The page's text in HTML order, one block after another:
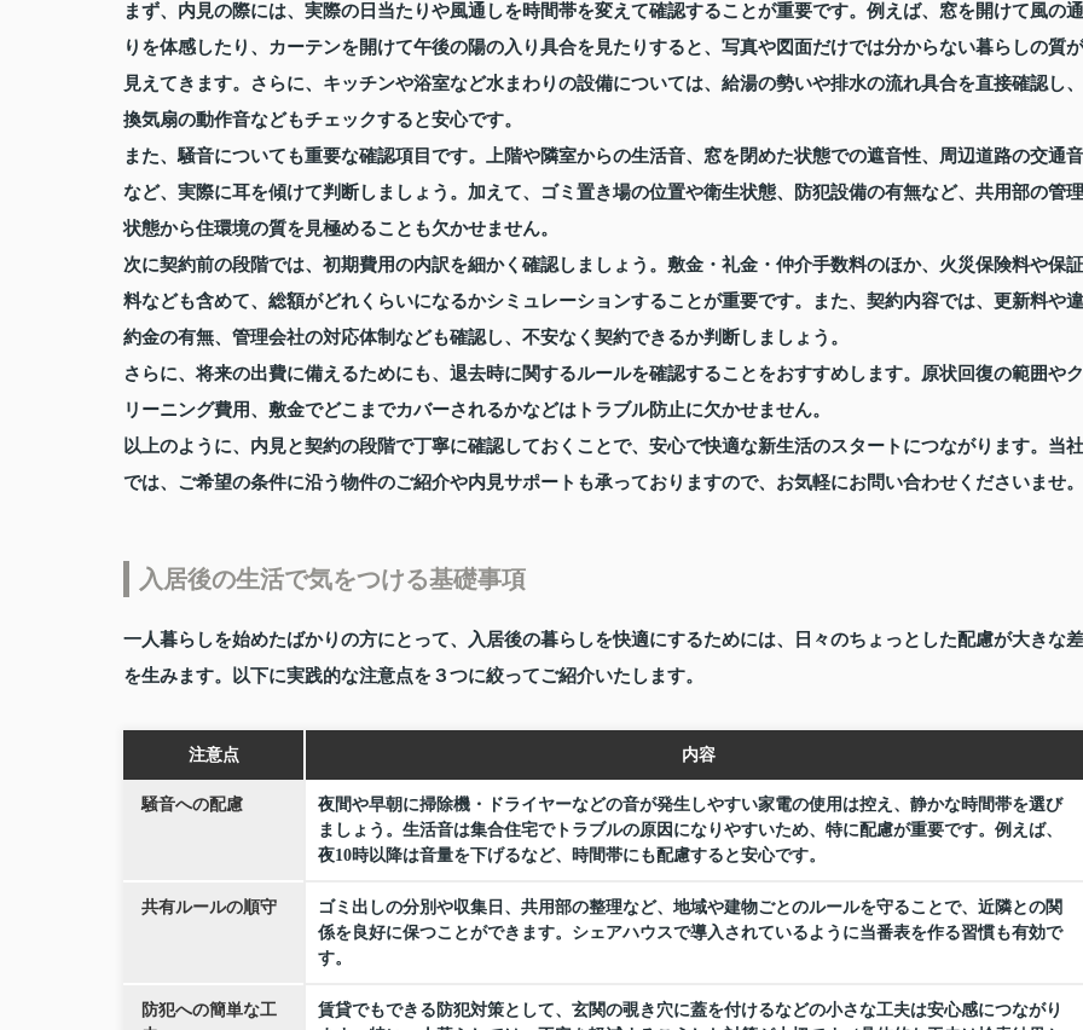
まず、内見の際には、実際の日当たりや風通しを時間帯を変えて確認することが重要です。例えば、窓を開けて風の通
りを体感したり、カーテンを開けて午後の陽の入り具合を見たりすると、写真や図面だけでは分からない暮らしの質が
見えてきます。さらに、キッチンや浴室など水まわりの設備については、給湯の勢いや排水の流れ具合を直接確認し、
換気扇の動作音などもチェックすると安心です。
また、騒音についても重要な確認項目です。上階や隣室からの生活音、窓を閉めた状態での遮音性、周辺道路の交通音
など、実際に耳を傾けて判断しましょう。加えて、ゴミ置き場の位置や衛生状態、防犯設備の有無など、共用部の管理
状態から住環境の質を見極めることも欠かせません。
次に契約前の段階では、初期費用の内訳を細かく確認しましょう。敷金・礼金・仲介手数料のほか、火災保険料や保証
料なども含めて、総額がどれくらいになるかシミュレーションすることが重要です。また、契約内容では、更新料や違
約金の有無、管理会社の対応体制なども確認し、不安なく契約できるか判断しましょう。
さらに、将来の出費に備えるためにも、退去時に関するルールを確認することをおすすめします。原状回復の範囲やク
リーニング費用、敷金でどこまでカバーされるかなどはトラブル防止に欠かせません。
以上のように、内見と契約の段階で丁寧に確認しておくことで、安心で快適な新生活のスタートにつながります。当社
では、ご希望の条件に沿う物件のご紹介や内見サポートも承っておりますので、お気軽にお問い合わせくださいませ。
入居後の生活で気をつける基礎事項
一人暮らしを始めたばかりの方にとって、入居後の暮らしを快適にするためには、日々のちょっとした配慮が大きな差
を生みます。以下に実践的な注意点を３つに絞ってご紹介いたします。
注意点 内容
騒音への配慮
夜間や早朝に掃除機・ドライヤーなどの音が発生しやすい家電の使用は控え、静かな時間帯を選び
ましょう。生活音は集合住宅でトラブルの原因になりやすいため、特に配慮が重要です。例えば、
夜10時以降は音量を下げるなど、時間帯にも配慮すると安心です。
共有ルールの順守
ゴミ出しの分別や収集日、共用部の整理など、地域や建物ごとのルールを守ることで、近隣との関
係を良好に保つことができます。シェアハウスで導入されているように当番表を作る習慣も有効で
す。
防犯への簡単な工
賃貸でもできる防犯対策として、玄関の覗き穴に蓋を付けるなどの小さな工夫は安心感につながり